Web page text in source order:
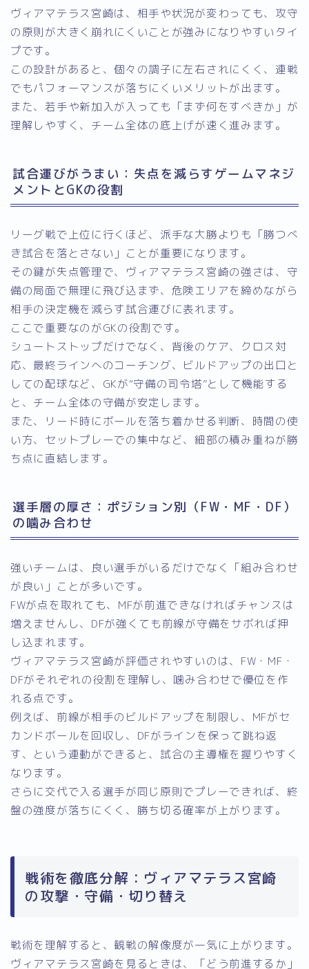
ヴィアマテラス宮崎は、相手や状況が変わっても、攻守
の原則が大きく崩れにくいことが強みになりやすいタイ
プです。
この設計があると、個々の調子に左右されにくく、連戦
でもパフォーマンスが落ちにくいメリットが出ます。
また、若手や新加入が入っても「まず何をすべきか」が
理解しやすく、チーム全体の底上げが速く進みます。
試合運びがうまい：失点を減らすゲームマネジ
メントとGKの役割
リーグ戦で上位に行くほど、派手な大勝よりも「勝つべ
き試合を落とさない」ことが重要になります。
その鍵が失点管理で、ヴィアマテラス宮崎の強さは、守
備の局面で無理に飛び込まず、危険エリアを締めながら
相手の決定機を減らす試合運びに表れます。
ここで重要なのがGKの役割です。
シュートストップだけでなく、背後のケア、クロス対
応、最終ラインへのコーチング、ビルドアップの出口と
しての配球など、GKが“守備の司令塔”として機能する
と、チーム全体の守備が安定します。
また、リード時にボールを落ち着かせる判断、時間の使
い方、セットプレーでの集中など、細部の積み重ねが勝
ち点に直結します。
選手層の厚さ：ポジション別（FW・MF・DF）
の噛み合わせ
強いチームは、良い選手がいるだけでなく「組み合わせ
が良い」ことが多いです。
FWが点を取れても、MFが前進できなければチャンスは
増えませんし、DFが強くても前線が守備をサボれば押
し込まれます。
ヴィアマテラス宮崎が評価されやすいのは、FW・MF・
DFがそれぞれの役割を理解し、噛み合わせで優位を作
れる点です。
例えば、前線が相手のビルドアップを制限し、MFがセ
カンドボールを回収し、DFがラインを保って跳ね返
す、という連動ができると、試合の主導権を握りやすく
なります。
さらに交代で入る選手が同じ原則でプレーできれば、終
盤の強度が落ちにくく、勝ち切る確率が上がります。
戦術を徹底分解：ヴィアマテラス宮崎
の攻撃・守備・切り替え
戦術を理解すると、観戦の解像度が一気に上がります。
ヴィアマテラス宮崎を見るときは、「どう前進するか」